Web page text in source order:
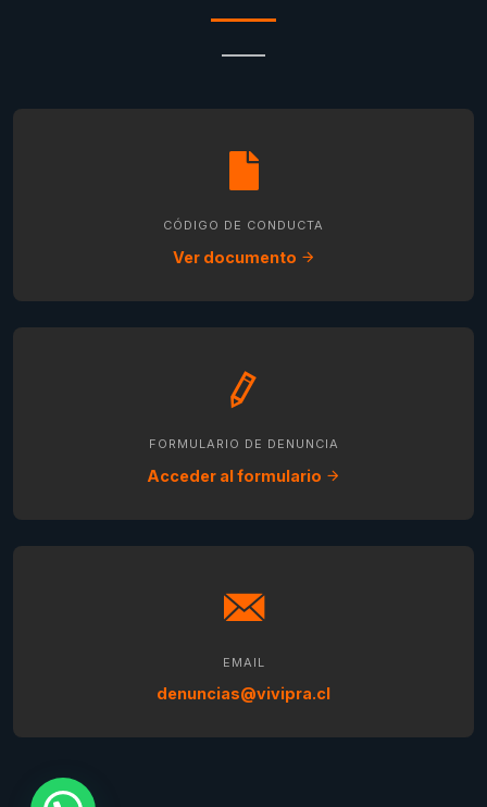
CÓDIGO DE CONDUCTA
Ver documento
FORMULARIO DE DENUNCIA
Acceder al formulario
EMAIL
denuncias@vivipra.cl